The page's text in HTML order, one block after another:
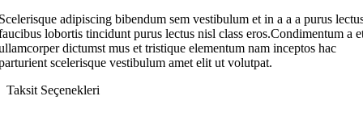
adipiscing bibendum sem vestibulum et in a a a purus
lobortis tincidunt purus lectus nisl class eros.Condimentum a
dictumst mus et tristique elementum nam inceptos hac
scelerisque vestibulum amet elit ut volutpat.
Taksit Seçenekleri